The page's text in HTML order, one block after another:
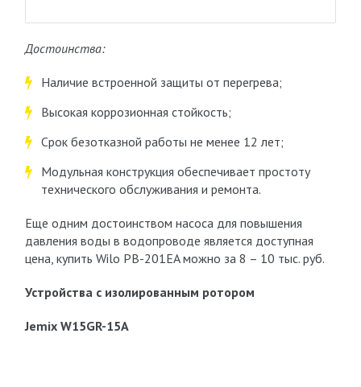
Достоинства:
Наличие встроенной защиты от перегрева;
Высокая коррозионная стойкость;
Срок безотказной работы не менее 12 лет;
Модульная конструкция обеспечивает простоту
технического обслуживания и ремонта.
Еще одним достоинством насоса для повышения
давления воды в водопроводе является доступная
цена, купить Wilo PB-201EA можно за 8 – 10 тыс. руб.
Устройства с изолированным ротором
Jemix W15GR-15A